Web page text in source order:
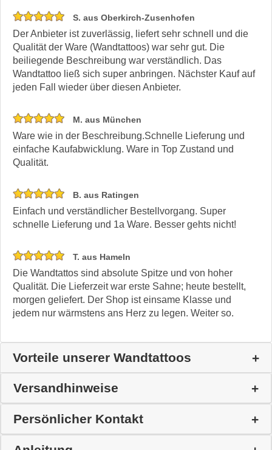
S. aus Oberkirch-Zusenhofen
Der Anbieter ist zuverlässig, liefert sehr schnell und die
Qualität der Ware (Wandtattoos) war sehr gut. Die
beiliegende Beschreibung war verständlich. Das
Wandtattoo ließ sich super anbringen. Nächster Kauf auf
jeden Fall wieder über diesen Anbieter.
M. aus München
Ware wie in der Beschreibung.Schnelle Lieferung und
einfache Kaufabwicklung. Ware in Top Zustand und
Qualität.
B. aus Ratingen
Einfach und verständlicher Bestellvorgang. Super
schnelle Lieferung und 1a Ware. Besser gehts nicht!
T. aus Hameln
Die Wandtattos sind absolute Spitze und von hoher
Qualität. Die Lieferzeit war erste Sahne; heute bestellt,
morgen geliefert. Der Shop ist einsame Klasse und
jedem nur wärmstens ans Herz zu legen. Weiter so.
Vorteile unserer Wandtattoos
Versandhinweise
Persönlicher Kontakt